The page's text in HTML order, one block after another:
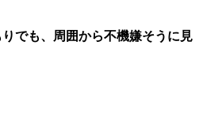
でも、周囲から不機嫌そうに見